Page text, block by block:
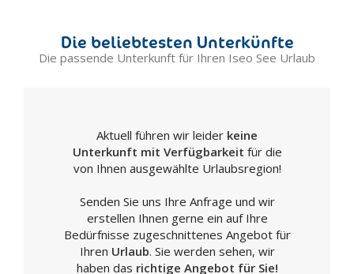
Die beliebtesten Unterkünfte
Die passende Unterkunft für Ihren Iseo See Urlaub
Aktuell führen wir leider keine
Unterkunft mit Verfügbarkeit für die
von Ihnen ausgewählte Urlaubsregion!
Senden Sie uns Ihre Anfrage und wir
erstellen Ihnen gerne ein auf Ihre
Bedürfnisse zugeschnittenes Angebot für
Ihren Urlaub. Sie werden sehen, wir
haben das richtige Angebot für Sie!